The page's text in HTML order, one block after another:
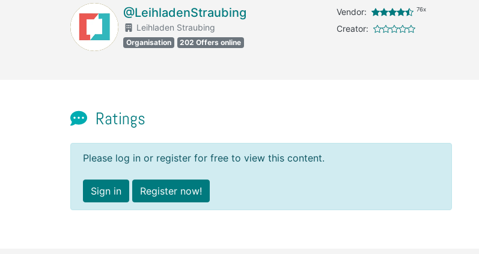
@LeihladenStraubing
Leihladen Straubing
Organisation 202 Offers online
Vendor: 76x
Creator:
Ratings
Please log in or register for free to view this content.
Sign in Register now!